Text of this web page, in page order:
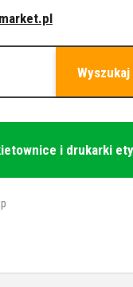
Wyszukaj
i drukarki